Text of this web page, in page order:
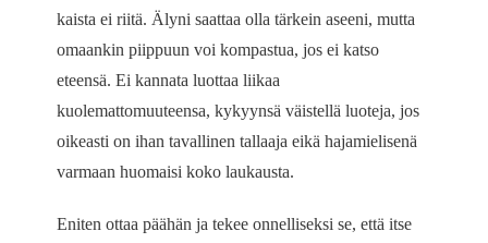
kaista ei riitä. Älyni saattaa olla tärkein aseeni, mutta
omaankin piippuun voi kompastua, jos ei katso
eteensä. Ei kannata luottaa liikaa
kuolemattomuuteensa, kykyynsä väistellä luoteja, jos
oikeasti on ihan tavallinen tallaaja eikä hajamielisenä
varmaan huomaisi koko laukausta.
Eniten ottaa päähän ja tekee onnelliseksi se, että itse